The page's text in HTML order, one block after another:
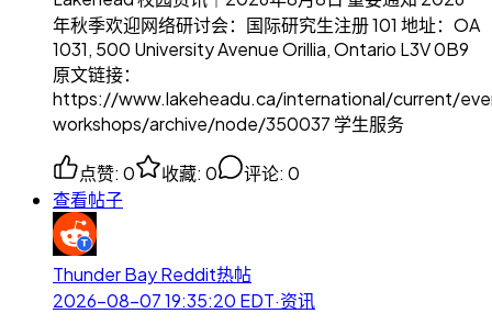
年秋季欢迎网络研讨会：国际研究生注册 101 地址：OA
1031, 500 University Avenue Orillia, Ontario L3V 0B9
原文链接：
https://www.lakeheadu.ca/international/current/
workshops/archive/node/350037 学生服务
点赞: 0 收藏: 0 评论: 0
查看帖子
Thunder Bay Reddit热帖
2026-08-07 19:35:20 EDT·资讯